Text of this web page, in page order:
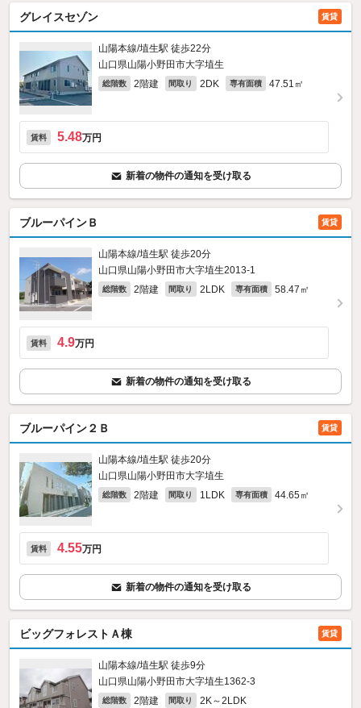
グレイスセゾン 賃貸
山陽本線/埴生駅 徒歩22分
山口県山陽小野田市大字埴生
総階数 2階建 間取り 2DK 専有面積 47.51㎡
賃料 5.48万円
新着の物件の通知を受け取る
ブルーパインＢ 賃貸
山陽本線/埴生駅 徒歩20分
山口県山陽小野田市大字埴生2013‐1
総階数 2階建 間取り 2LDK 専有面積 58.47㎡
賃料 4.9万円
新着の物件の通知を受け取る
ブルーパイン２Ｂ 賃貸
山陽本線/埴生駅 徒歩20分
山口県山陽小野田市大字埴生
総階数 2階建 間取り 1LDK 専有面積 44.65㎡
賃料 4.55万円
新着の物件の通知を受け取る
ビッグフォレストＡ棟 賃貸
山陽本線/埴生駅 徒歩9分
山口県山陽小野田市大字埴生1362‐3
総階数 2階建 間取り 2K～2LDK